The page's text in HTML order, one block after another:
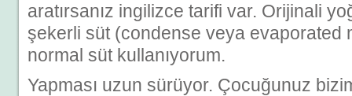
aratırsanız ingilizce tarifi var. Orijinali
şekerli süt (condense veya evaporated
normal süt kullanıyorum.
Yapması uzun sürüyor. Çocuğunuz